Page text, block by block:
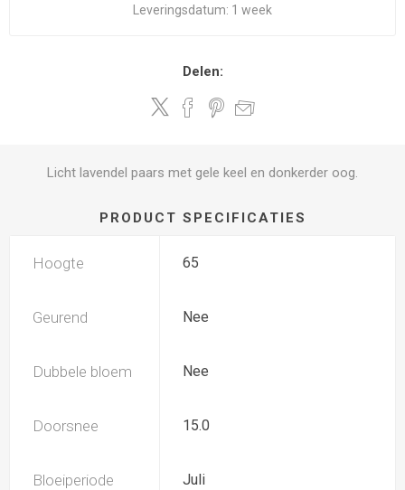
Leveringsdatum: 1 week
Delen:
Licht lavendel paars met gele keel en donkerder oog.
PRODUCT SPECIFICATIES
Hoogte 65
Geurend Nee
Dubbele bloem Nee
Doorsnee 15.0
Bloeiperiode Juli